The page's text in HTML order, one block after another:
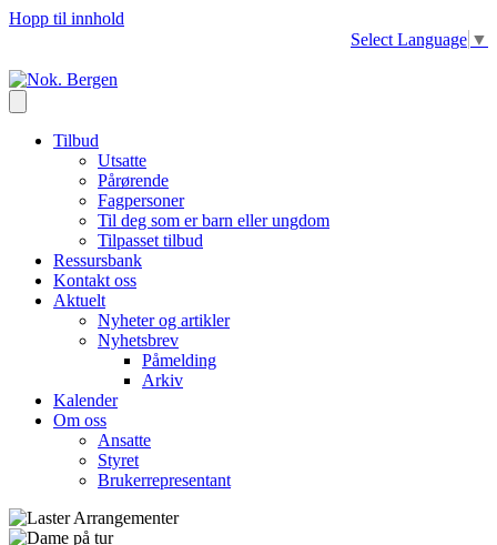
Hopp til innhold
Select Language ▼
Tilbud
Utsatte
Pårørende
Fagpersoner
Til deg som er barn eller ungdom
Tilpasset tilbud
Ressursbank
Kontakt oss
Aktuelt
Nyheter og artikler
Nyhetsbrev
Påmelding
Arkiv
Kalender
Om oss
Ansatte
Styret
Brukerrepresentant